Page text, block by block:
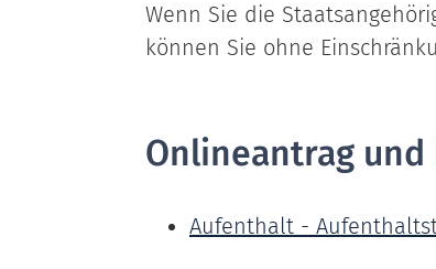
Wenn Sie die
können Sie ohne
Onlineantrag und
Aufenthalt -